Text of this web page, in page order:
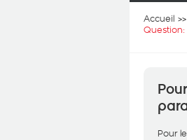
Accueil
Question:
Pour